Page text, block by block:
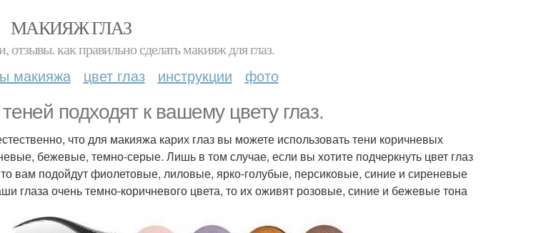
МАКИЯЖ ГЛАЗ
отзывы. как правильно сделать макияж для глаз.
макияжа цвет глаз инструкции фото
подходят к вашему цвету глаз.
что для макияжа карих глаз вы можете использовать тени коричневых
бежевые, темно-серые. Лишь в том случае, если вы хотите подчеркнуть цвет глаз
вам подойдут фиолетовые, лиловые, ярко-голубые, персиковые, синие и сиреневые
глаза очень темно-коричневого цвета, то их оживят розовые, синие и бежевые тона